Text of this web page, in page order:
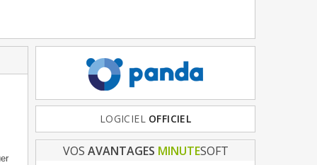
LOGICIEL OFFICIEL
FRANCE & EUROPE
VOS AVANTAGES MINUTESOFT